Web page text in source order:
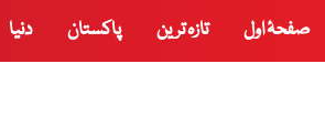
صفحۂ اول تازہ ترین پاکستان دنیا